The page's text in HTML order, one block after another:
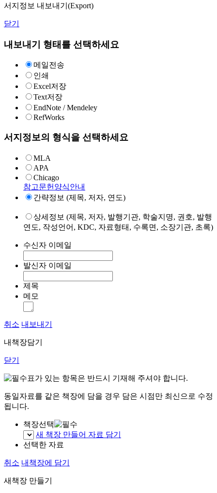
서지정보 내보내기(Export)
닫기
내보내기 형태를 선택하세요
메일전송
인쇄
Excel저장
Text저장
EndNote / Mendeley
RefWorks
서지정보의 형식을 선택하세요
MLA
APA
Chicago
참고문헌양식안내
간략정보 (제목, 저자, 연도)
상세정보 (제목, 저자, 발행기관, 학술지명, 권호, 발행
연도, 작성언어, KDC, 자료형태, 수록면, 소장기관, 초록)
수신자 이메일
발신자 이메일
제목
메모
취소 내보내기
내책장담기
닫기
표가 있는 항목은 반드시 기재해 주셔야 합니다.
동일자료를 같은 책장에 담을 경우 담은 시점만 최신으로 수정
됩니다.
책장선택
새 책장 만들어 자료 담기
선택한 자료
취소 내책장에 담기
새책장 만들기